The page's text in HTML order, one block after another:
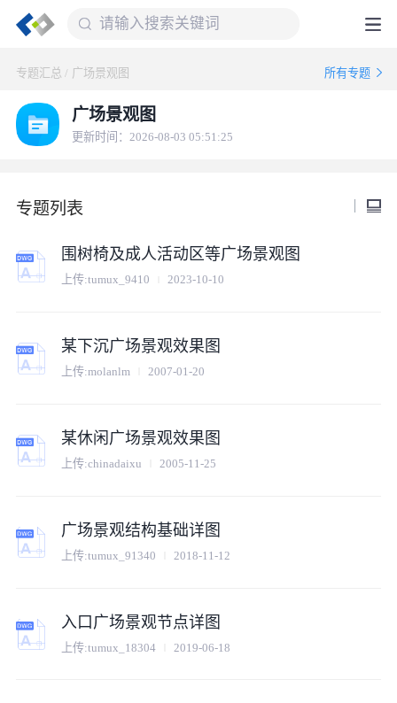
专题汇总 / 广场景观图 所有专题
广场景观图
更新时间：2026-08-03 05:51:25
专题列表
围树椅及成人活动区等广场景观图
上传:tumux_9410 2023-10-10
某下沉广场景观效果图
上传:molanlm 2007-01-20
某休闲广场景观效果图
上传:chinadaixu 2005-11-25
广场景观结构基础详图
上传:tumux_91340 2018-11-12
入口广场景观节点详图
上传:tumux_18304 2019-06-18